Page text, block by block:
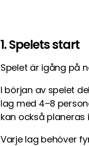
1. Spelets start
Spelet är igång på
I början av spelet
lag med 4–8
kan också planeras
Varje lag behöver